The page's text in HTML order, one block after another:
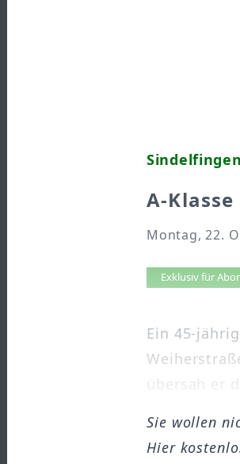
Sindelfingen
A-
Montag, 22.
Artikel
Exklusiv für
Ein 45-
übersah er
Sie wollen
Hier